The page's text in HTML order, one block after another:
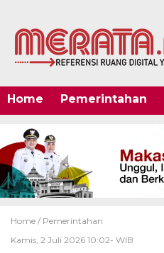
Home Pemerintahan
Home / Pemerintahan
Kamis, 2 Juli 2026 10:02- WIB